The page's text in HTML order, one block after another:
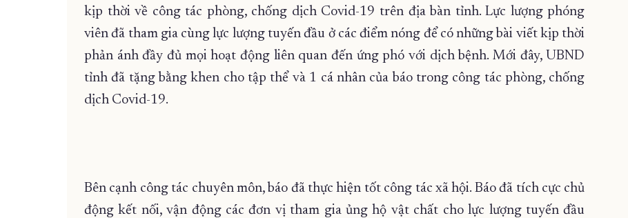
kịp thời về công tác phòng, chống dịch Covid-19 trên địa bàn tỉnh. Lực lượng phóng
viên đã tham gia cùng lực lượng tuyến đầu ở các điểm nóng để có những bài viết kịp thời
phản ánh đầy đủ mọi hoạt động liên quan đến ứng phó với dịch bệnh. Mới đây, UBND
tỉnh đã tặng bằng khen cho tập thể và 1 cá nhân của báo trong công tác phòng, chống
dịch Covid-19.
Bên cạnh công tác chuyên môn, báo đã thực hiện tốt công tác xã hội. Báo đã tích cực chủ
động kết nối, vận động các đơn vị tham gia ủng hộ vật chất cho lực lượng tuyến đầu